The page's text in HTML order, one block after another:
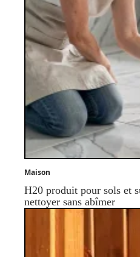
Maison
H20 produit pour sols et
nettoyer sans abîmer